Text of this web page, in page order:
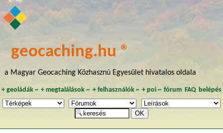
geocaching.hu ®
a Magyar Geocaching Közhasznú Egyesület hivatalos oldala
+ geoládák~ +megtalálások ~ + felhasználók~ + poi~ fórum FAQ belépés